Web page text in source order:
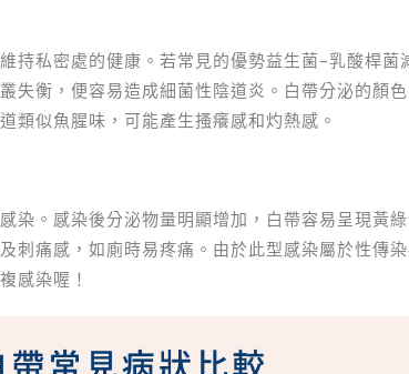
持私密處的健康。若常見的優勢益生菌–乳酸桿菌
失衡，便容易造成細菌性陰道炎。白帶分泌的顏
類似魚腥味，可能產生搔癢感和灼熱感。
染。感染後分泌物量明顯增加，白帶容易呈現黃
刺痛感，如廁時易疼痛。由於此型感染屬於性傳染
感染喔！